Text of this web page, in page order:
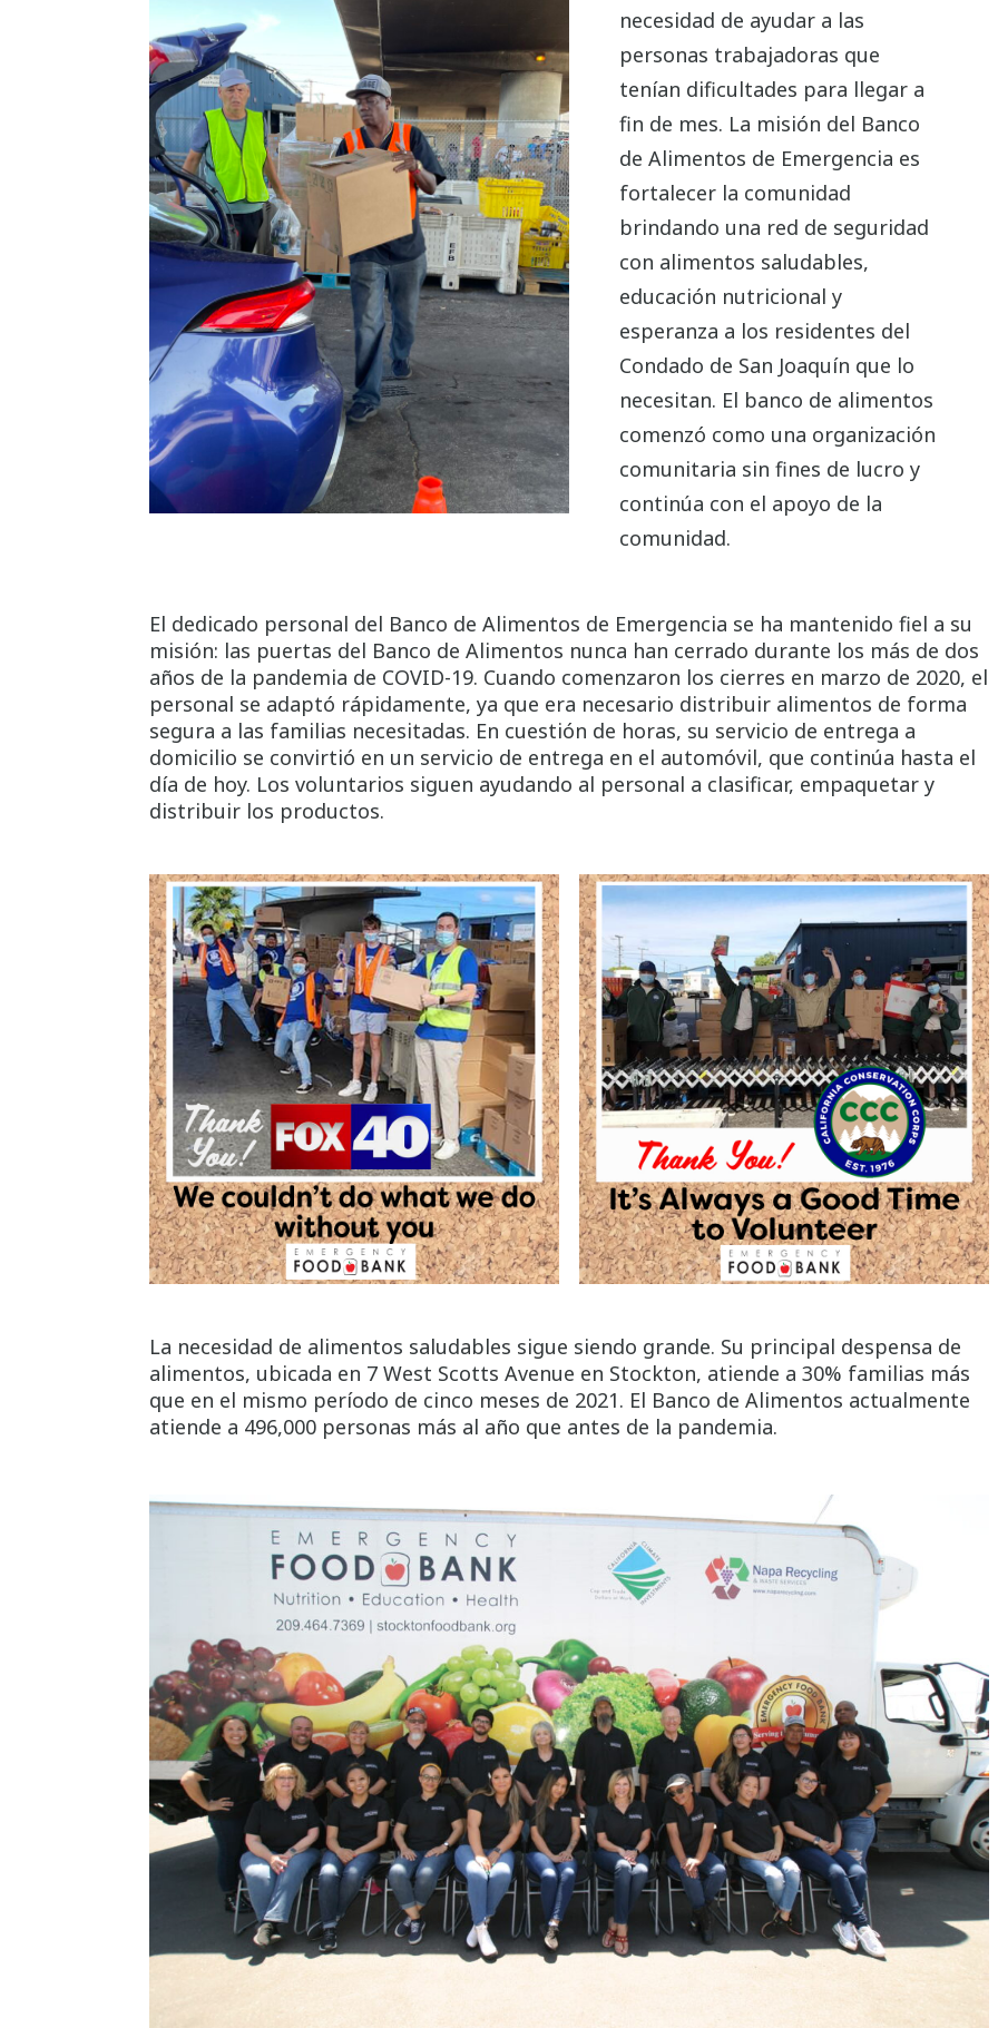
necesidad de ayudar a las
personas trabajadoras que
tenían dificultades para llegar a
fin de mes. La misión del Banco
de Alimentos de Emergencia es
fortalecer la comunidad
brindando una red de seguridad
con alimentos saludables,
educación nutricional y
esperanza a los residentes del
Condado de San Joaquín que lo
necesitan. El banco de alimentos
comenzó como una organización
comunitaria sin fines de lucro y
continúa con el apoyo de la
comunidad.
El dedicado personal del Banco de Alimentos de Emergencia se ha mantenido fiel a su
misión: las puertas del Banco de Alimentos nunca han cerrado durante los más de dos
años de la pandemia de COVID-19. Cuando comenzaron los cierres en marzo de 2020, el
personal se adaptó rápidamente, ya que era necesario distribuir alimentos de forma
segura a las familias necesitadas. En cuestión de horas, su servicio de entrega a
domicilio se convirtió en un servicio de entrega en el automóvil, que continúa hasta el
día de hoy. Los voluntarios siguen ayudando al personal a clasificar, empaquetar y
distribuir los productos.
La necesidad de alimentos saludables sigue siendo grande. Su principal despensa de
alimentos, ubicada en 7 West Scotts Avenue en Stockton, atiende a 30% familias más
que en el mismo período de cinco meses de 2021. El Banco de Alimentos actualmente
atiende a 496,000 personas más al año que antes de la pandemia.